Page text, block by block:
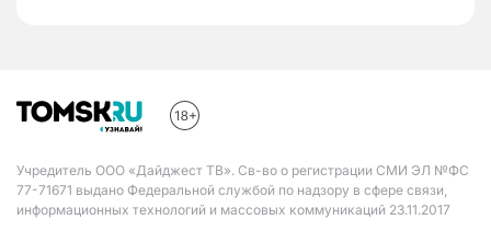
Учредитель ООО «Дайджест ТВ». Св-во о регистрации СМИ ЭЛ №ФС
77-71671 выдано Федеральной службой по надзору в сфере связи,
информационных технологий и массовых коммуникаций 23.11.2017